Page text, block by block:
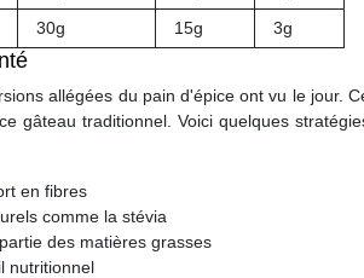
30g 15g 3g
allégées du pain d'épice ont vu le jour.
gâteau traditionnel. Voici quelques
en fibres
comme la stévia
des matières grasses
nutritionnel